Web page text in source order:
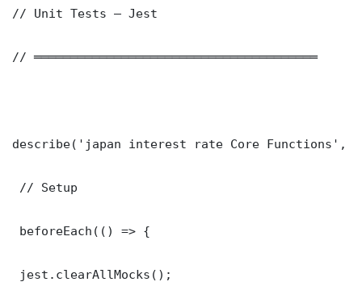
// Unit Tests — Jest
// ═══════════════════════════════════════
describe('japan interest rate Core Functions',
// Setup
beforeEach(() => {
jest.clearAllMocks();